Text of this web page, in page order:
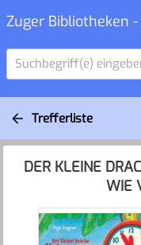
Zuger Bibliotheken -
Suchbegriff(e)
Trefferliste
DER KLEINE
WIE